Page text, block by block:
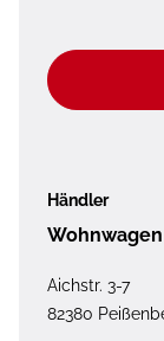
Händler
Aichstr. 3-7
82380